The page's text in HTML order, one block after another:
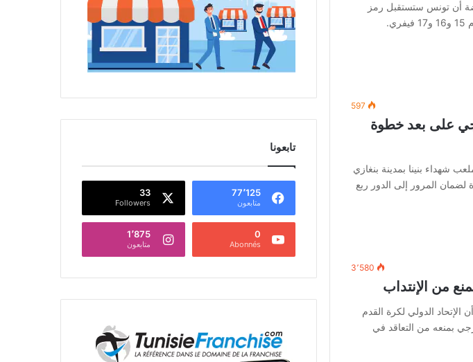
أن تونس ستستقبل رمز
كأس العالم للأندية 2025 أيام 15 و16 و17 فيفري.
597
على بعد خطوة
شهداء بنينا بمدينة بنغازي
المرور إلى الدور ربع
3٬580
من الإنتداب
الإتحاد الدولي لكرة القدم
بمنعه من التعاقد في
تابعونا
77٬125
متابعون
33
Followers
0
Abonnés
1٬875
متابعون